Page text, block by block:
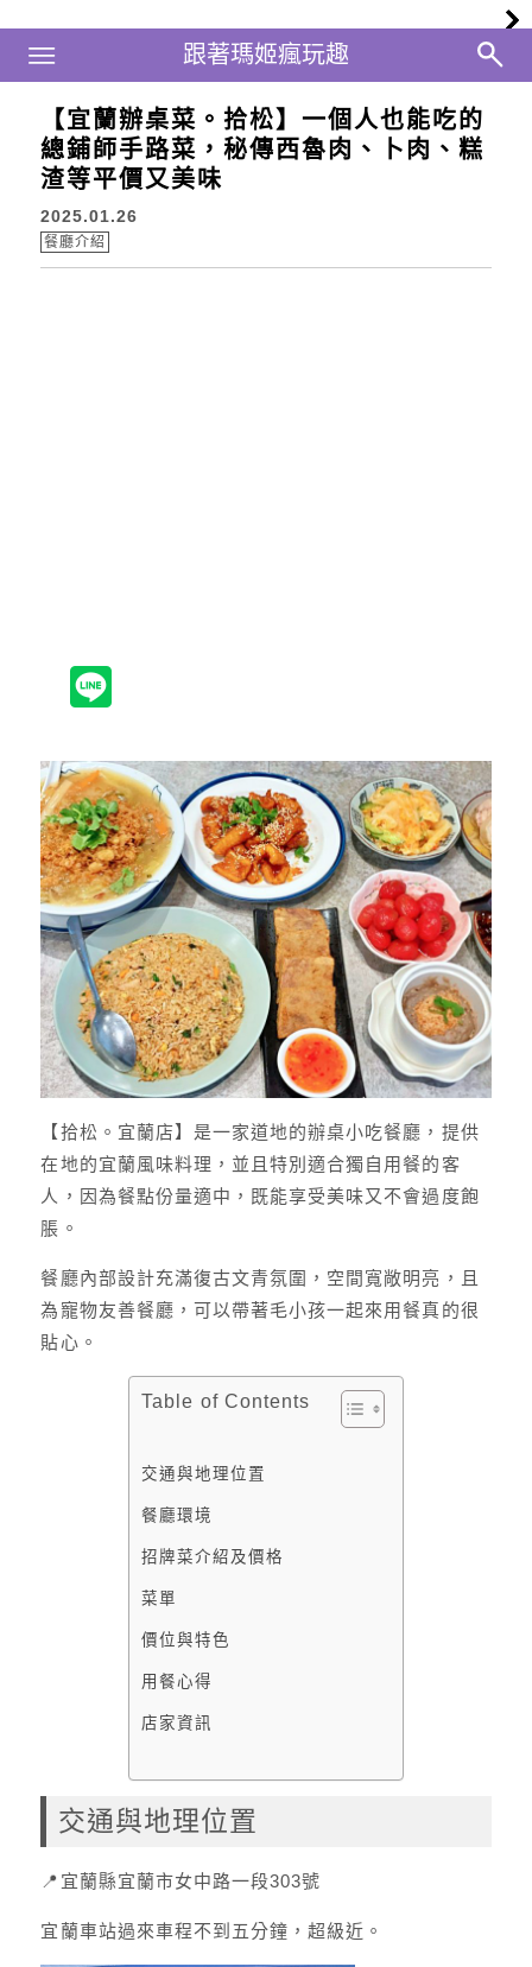
跟著瑪姬瘋玩趣跟著瑪姬瘋玩趣
Main Menu
【宜蘭辦桌菜。拾松】一個人也能吃的
總鋪師手路菜，秘傳西魯肉、卜肉、糕
渣等平價又美味
2025.01.26
餐廳介紹
【拾松。宜蘭店】是一家道地的辦桌小吃餐廳，提供
在地的宜蘭風味料理，並且特別適合獨自用餐的客
人，因為餐點份量適中，既能享受美味又不會過度飽
脹。
餐廳內部設計充滿復古文青氛圍，空間寬敞明亮，且
為寵物友善餐廳，可以帶著毛小孩一起來用餐真的很
貼心。
Table of Contents
交通與地理位置
餐廳環境
招牌菜介紹及價格
菜單
價位與特色
用餐心得
店家資訊
交通與地理位置
📍宜蘭縣宜蘭市女中路一段303號
宜蘭車站過來車程不到五分鐘，超級近。